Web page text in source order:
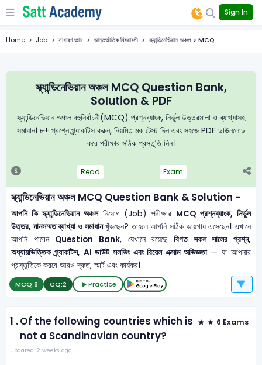
Sign In
Home Job সাধারণ জ্ঞান আন্তর্জাতিক বিষয়াবলী স্ক্যান্ডিনেভিয়ান অঞ্চল > MCQ
স্ক্যান্ডিনেভিয়ান অঞ্চল MCQ Question Bank,
Solution & PDF
স্ক্যান্ডিনেভিয়ান অঞ্চল বহুনির্বাচনী(MCQ) প্রশ্নব্যাংক, নির্ভুল উত্তরমালা ও ব্যাখ্যাসহ
সমাধান। ৮+ প্রশ্নে প্র্যাকটিস করুন, নিয়মিত মক টেস্ট দিন এবং সহজে PDF ডাউনলোড
করে পরীক্ষার সঠিক প্রস্তুতি নিন।
Read Exam
স্ক্যান্ডিনেভিয়ান অঞ্চল MCQ Question Bank & Solution -
আপনি কি স্ক্যান্ডিনেভিয়ান অঞ্চলনিয়োগ (Job) পরীক্ষার MCQ প্রশ্নব্যাংক, নির্ভুল
উত্তর, মানসম্মত ব্যাখ্যা ও সমাধানখুঁজছেন? তাহলে আপনি সঠিক জায়গায় এসেছেন। এখানে
আপনি পাবেন Question Bank, যেখানে রয়েছে বিগত সকল সালের প্রশ্ন,
অধ্যায়ভিত্তিক প্র্যাকটিস, AI ডাউট সলভিং এবং রিয়েল এক্সাম অভিজ্ঞতা— যা আপনার
প্রস্তুতিকে করবে আরও দ্রুত, স্মার্ট এবং কার্যকর।
MCQ:8 CQ:2 Practice
1 .Of the following countries which is
not a Scandinavian country?
6 Exams
Updated: 2 weeks ago